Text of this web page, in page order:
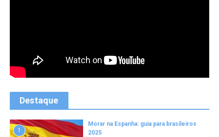
Destaque
1
Morar na Espanha: guia para brasileiros
2025